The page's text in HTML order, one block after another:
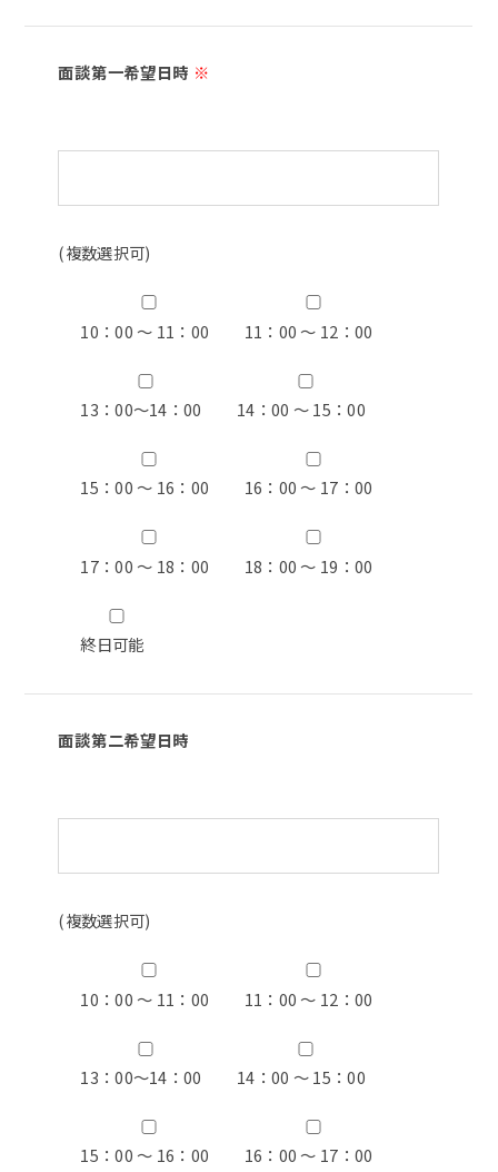
面談第一希望日時 ※
(複数選択可)
10：00 ～ 11：00 11：00 ～ 12：00
13：00〜14：00 14：00 ～ 15：00
15：00 ～ 16：00 16：00 ～ 17：00
17：00 ～ 18：00 18：00 ～ 19：00
終日可能
面談第二希望日時
(複数選択可)
10：00 ～ 11：00 11：00 ～ 12：00
13：00〜14：00 14：00 ～ 15：00
15：00 ～ 16：00 16：00 ～ 17：00